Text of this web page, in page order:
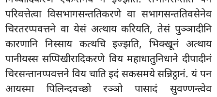
परिवत्तेत्वा विसभागसन्ततिकरणे वा सभागसन्ततिवसेनेव
चिरतरप्पवत्तने वा येसं अत्थाय करियति, तेसं पुञ्ञादीनि
कारणानि निस्साय कत्थचि इज्झति, भिक्खूनं अत्थाय
पानीयस्स सप्पिखीरादिकरणे विय महाधातुनिधाने दीपादीनं
चिरसन्तानप्पवत्तने विय चाति इदं सकसमये सन्निट्ठानं. यंपन
आयस्मा पिलिन्दवच्छो रञ्ञो पासादं सुवण्णन्त्वेव